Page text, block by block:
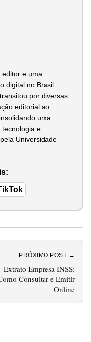
editor e uma
digital no Brasil.
por diversas
editorial ao
uma
tecnologia e
Universidade
PRÓXIMO POST →
Extrato Empresa INSS:
Consultar e Emitir
Online